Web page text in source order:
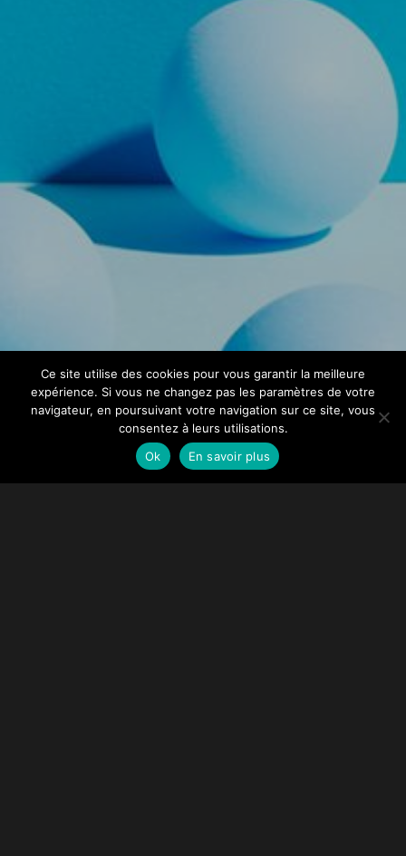
Ce site utilise des cookies pour vous garantir la meilleure
expérience. Si vous ne changez pas les paramètres de votre
navigateur, en poursuivant votre navigation sur ce site, vous
consentez à leurs utilisations.
Ok
En savoir plus